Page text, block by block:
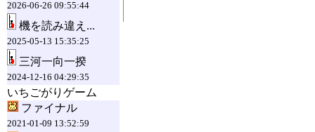
2026-06-26 09:55:44
機を読み違え...
2025-05-13 15:35:25
三河一向一揆
2024-12-16 04:29:35
いちごがりゲーム
ファイナル
2021-01-09 13:52:59